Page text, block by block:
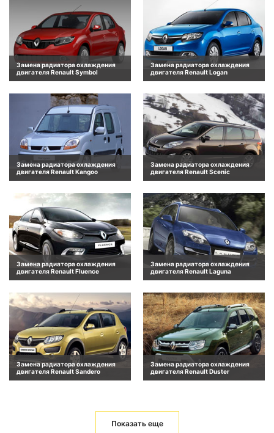
Замена радиатора охлаждения
двигателя Renault Symbol
Замена радиатора охлаждения
двигателя Renault Logan
Замена радиатора охлаждения
двигателя Renault Kangoo
Замена радиатора охлаждения
двигателя Renault Scenic
Замена радиатора охлаждения
двигателя Renault Fluence
Замена радиатора охлаждения
двигателя Renault Laguna
Замена радиатора охлаждения
двигателя Renault Sandero
Замена радиатора охлаждения
двигателя Renault Duster
Показать еще